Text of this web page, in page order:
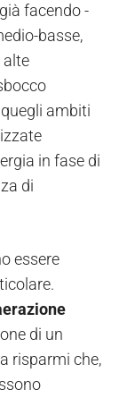
facendo -
basse,
alte
ambiti
in fase di
di
essere
di un
risparmi che,